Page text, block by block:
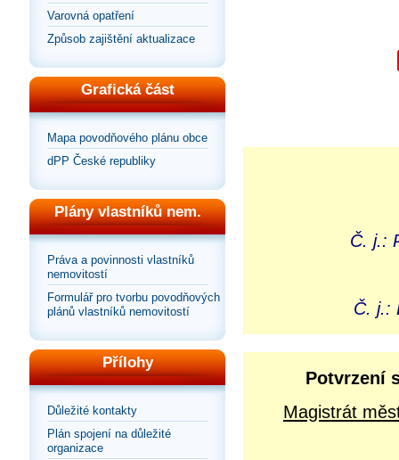
Varovná opatření
Způsob zajištění aktualizace
Grafická část
Mapa povodňového plánu obce
dPP České republiky
Plány vlastníků nem.
Práva a povinnosti vlastníků
nemovitostí
Formulář pro tvorbu povodňových
plánů vlastníků nemovitostí
Přílohy
Důležité kontakty
Plán spojení na důležité
organizace
Č. j.:
Č. j.:
Potvrzení
Magistrát